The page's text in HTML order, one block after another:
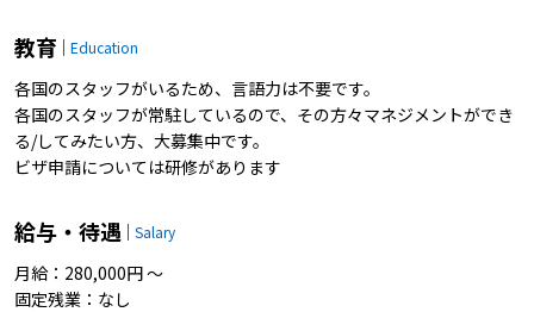
教育 Education
各国のスタッフがいるため、言語力は不要です。
各国のスタッフが常駐しているので、その方々マネジメントができ
る/してみたい方、大募集中です。
ビザ申請については研修があります
給与・待遇 Salary
月給：280,000円 〜
固定残業：なし